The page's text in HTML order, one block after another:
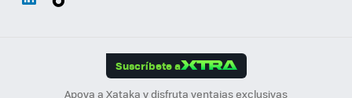
Suscríbete a
Apoya a Xataka y disfruta ventajas exclusivas